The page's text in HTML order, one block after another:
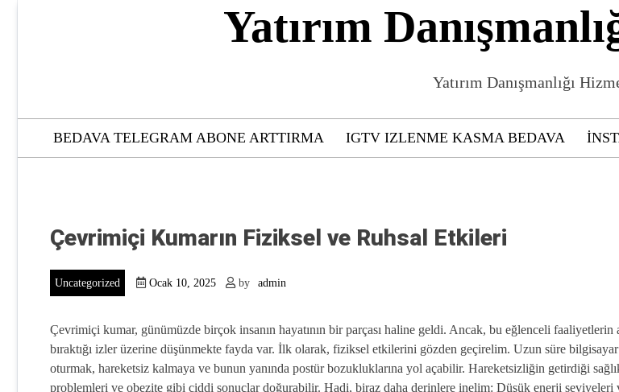
Yatırım
Yatırım Danışmanlığı
BEDAVA TELEGRAM ABONE ARTTIRMA IGTV IZLENME KASMA BEDAVA
Çevrimiçi Kumarın Fiziksel ve Ruhsal Etkileri
Uncategorized Ocak 10, 2025 by admin
Çevrimiçi kumar, günümüzde birçok insanın hayatının bir parçası haline geldi. Ancak, bu eğlenceli faaliyetlerin
bıraktığı izler üzerine düşünmekte fayda var. İlk olarak, fiziksel etkilerini gözden geçirelim. Uzun süre bilgisayar
oturmak, hareketsiz kalmaya ve bunun yanında postür bozukluklarına yol açabilir. Hareketsizliğin getirdiği
problemleri ve obezite gibi ciddi sonuçlar doğurabilir. Hadi, biraz daha derinlere inelim: Düşük enerji seviyeleri